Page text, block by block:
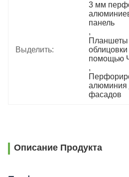
Выделить:
3 мм
панель
,
Планшеты
помощью
,
алюминия
фасадов
Описание Продукта